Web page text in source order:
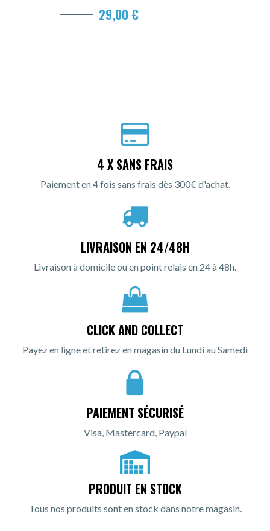
29,00 €
4 X SANS FRAIS
Paiement en 4 fois sans frais dès 300€ d'achat.
LIVRAISON EN 24/48H
Livraison à domicile ou en point relais en 24 à 48h.
CLICK AND COLLECT
Payez en ligne et retirez en magasin du Lundi au Samedi
PAIEMENT SÉCURISÉ
Visa, Mastercard, Paypal
PRODUIT EN STOCK
Tous nos produits sont en stock dans notre magasin.